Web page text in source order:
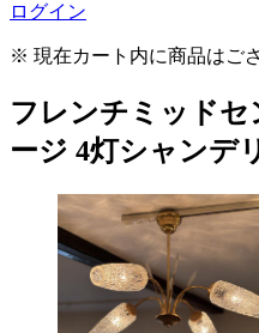
ログイン
※ 現在カート内に商品はご
フレンチミッド
ージ 4灯シャンデ